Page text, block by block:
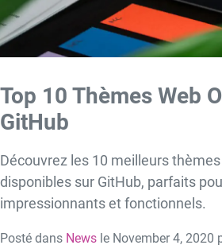
Top 10 Thèmes Web
GitHub
Découvrez les 10 meilleurs
disponibles sur GitHub, parfaits
impressionnants et fonctionnels.
Posté dans News le November 4, 2020